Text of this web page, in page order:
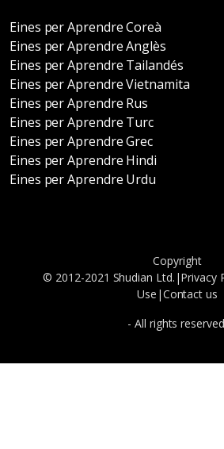
Eines per Aprendre Coreà
Eines per Aprendre Anglès
Eines per Aprendre Tailandés
Eines per Aprendre Vietnamita
Eines per Aprendre Rus
Eines per Aprendre Turc
Eines per Aprendre Grec
Eines per Aprendre Hindi
Eines per Aprendre Urdu
Copyright
© 2012-2021 Shudian Ltd.|Privacy
Use |Contact us
- All rights